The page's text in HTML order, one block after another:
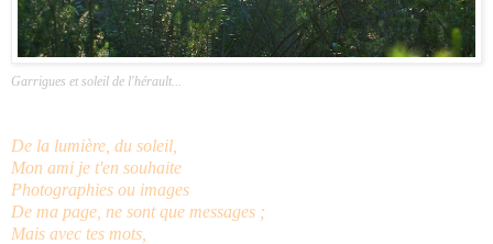
Garrigues et soleil de l'hérault...
De la lumière, du soleil,
Mon ami je t'en souhaite
Photographies ou images
De ma page, ne sont que messages ;
Mais avec tes mots,